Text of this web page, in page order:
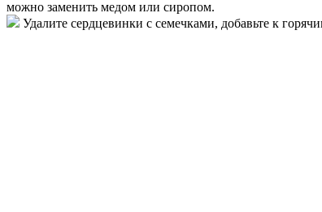
можно заменить медом или сиропом.
Удалите сердцевинки с семечками, добавьте к